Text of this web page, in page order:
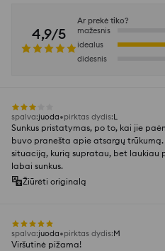
4,9/5
Ar prekė tiko?
mažesnis
idealus
didesnis
spalva:juoda pirktas dydis:L
Sunkus pristatymas, po to, kai jie
buvo pranešta apie atsargų
situaciją, kurią supratau, bet laukiau
labai sunkus.
Žiūrėti originalą
spalva:juoda pirktas dydis:M
Viršutinė pižama!